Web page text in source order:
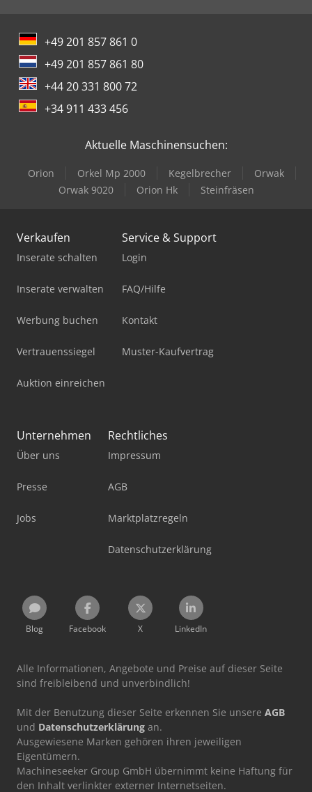
+49 201 857 861 0
+49 201 857 861 80
+44 20 331 800 72
+34 911 433 456
Aktuelle Maschinensuchen:
Orion Orkel Mp 2000 Kegelbrecher
Orwak
Orwak 9020
Orion Hk Steinfräsen
Verkaufen
Inserate schalten
Inserate verwalten
Werbung buchen
Vertrauenssiegel
Auktion einreichen
Service & Support
Login
FAQ/Hilfe
Kontakt
Muster-Kaufvertrag
Unternehmen
Über uns
Presse
Jobs
Rechtliches
Impressum
AGB
Marktplatzregeln
Datenschutzerklärung
Blog Facebook X LinkedIn
Alle Informationen, Angebote und Preise auf dieser Seite
sind freibleibend und unverbindlich!
Mit der Benutzung dieser Seite erkennen Sie unsere AGB
und Datenschutzerklärung an.
Ausgewiesene Marken gehören ihren jeweiligen
Eigentümern.
Machineseeker Group GmbH übernimmt keine Haftung für
den Inhalt verlinkter externer Internetseiten.